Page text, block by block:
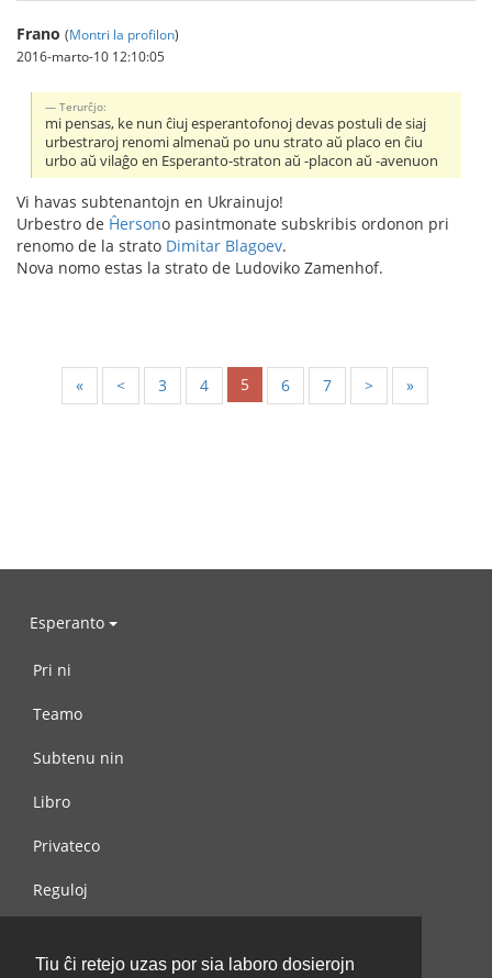
Tiu ĉi retejo uzas por sia laboro dosierojn
Frano (Montri la profilon)
2016-marto-10 12:10:05
Тerurĉjo:
mi pensas, ke nun ĉiuj esperantofonoj devas postuli de siaj
urbestraroj renomi almenaŭ po unu strato aŭ placo en ĉiu
urbo aŭ vilaĝo en Esperanto-straton aŭ -placon aŭ -avenuon
Vi havas subtenantojn en Ukrainujo!
Urbestro de Ĥersono pasintmonate subskribis ordonon pri
renomo de la strato Dimitar Blagoev.
Nova nomo estas la strato de Ludoviko Zamenhof.
« < 3 4 5 6 7 > »
Esperanto
Pri ni
Teamo
Subtenu nin
Libro
Privateco
Reguloj